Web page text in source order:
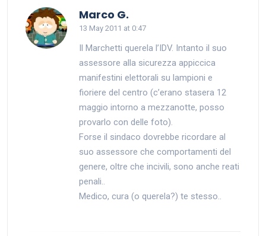
Marco G.
13 May 2011 at 0:47
Il Marchetti querela l’IDV. Intanto il suo
assessore alla sicurezza appiccica
manifestini elettorali su lampioni e
fioriere del centro (c’erano stasera 12
maggio intorno a mezzanotte, posso
provarlo con delle foto).
Forse il sindaco dovrebbe ricordare al
suo assessore che comportamenti del
genere, oltre che incivili, sono anche reati
penali..
Medico, cura (o querela?) te stesso..